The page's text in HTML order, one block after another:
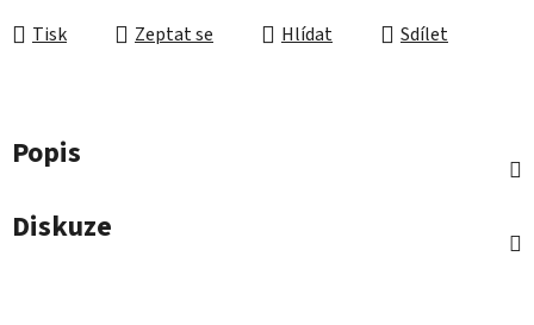
Tisk Zeptat se Hlídat Sdílet
Popis
Diskuze